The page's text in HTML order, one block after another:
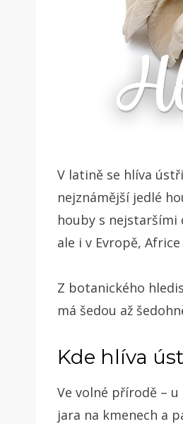
V latině se hlíva
nejznámější jedlé
houby s nejstaršími
ale i v Evropě,
Z botanického
má šedou až
Kde hlíva
Ve volné přírodě –
jara na kmenech a